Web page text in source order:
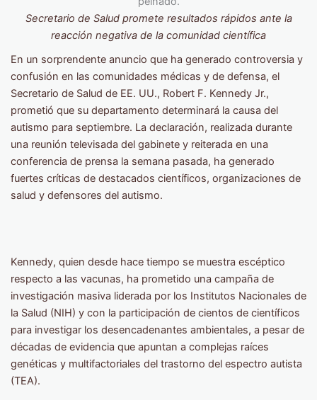
Secretario de Salud promete resultados rápidos ante la
reacción negativa de la comunidad científica
En un sorprendente anuncio que ha generado controversia y
confusión en las comunidades médicas y de defensa, el
Secretario de Salud de EE. UU., Robert F. Kennedy Jr.,
prometió que su departamento determinará la causa del
autismo para septiembre. La declaración, realizada durante
una reunión televisada del gabinete y reiterada en una
conferencia de prensa la semana pasada, ha generado
fuertes críticas de destacados científicos, organizaciones de
salud y defensores del autismo.
Kennedy, quien desde hace tiempo se muestra escéptico
respecto a las vacunas, ha prometido una campaña de
investigación masiva liderada por los Institutos Nacionales de
la Salud (NIH) y con la participación de cientos de científicos
para investigar los desencadenantes ambientales, a pesar de
décadas de evidencia que apuntan a complejas raíces
genéticas y multifactoriales del trastorno del espectro autista
(TEA).